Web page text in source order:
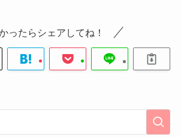
ったらシェアしてね！